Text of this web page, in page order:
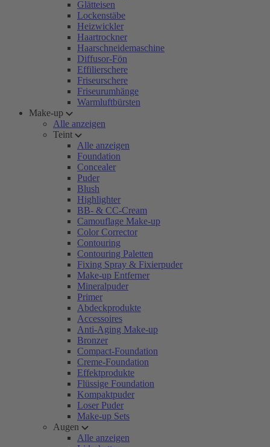
Glätteisen
Lockenstäbe
Heizwickler
Haartrockner
Haarschneidemaschine
Diffusor-Fön
Effilierschere
Friseurschere
Friseurumhänge
Warmluftbürsten
Make-up
Alle anzeigen
Teint
Alle anzeigen
Foundation
Concealer
Puder
Blush
Highlighter
BB- & CC-Cream
Camouflage Make-up
Color Corrector
Contouring
Contouring Paletten
Fixing Spray & Fixierpuder
Make-up Entferner
Mineralpuder
Primer
Abdeckprodukte
Accessoires
Anti-Aging Make-up
Bronzer
Compact-Foundation
Creme-Foundation
Effektprodukte
Flüssige Foundation
Kompaktpuder
Loser Puder
Make-up Sets
Augen
Alle anzeigen